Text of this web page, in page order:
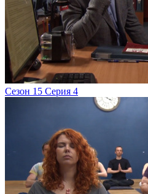
Сезон 15 Серия 4